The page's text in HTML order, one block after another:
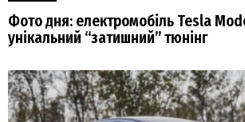
Фото дня: електромобіль Tesla
унікальний “затишний” тюнінг